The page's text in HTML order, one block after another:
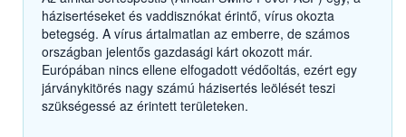
házisertéseket és vaddisznókat érintő, vírus okozta
betegség. A vírus ártalmatlan az emberre, de számos
országban jelentős gazdasági kárt okozott már.
Európában nincs ellene elfogadott védőoltás, ezért egy
járványkitörés nagy számú házisertés leölését teszi
szükségessé az érintett területeken.